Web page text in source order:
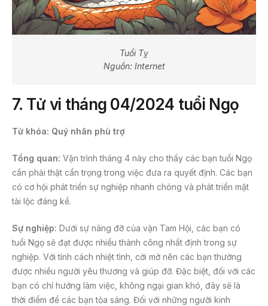
Tuổi Tỵ
Nguồn: Internet
7. Tử vi tháng 04/2024 tuổi Ngọ
Từ khóa: Quý nhân phù trợ
Tổng quan: Vận trình tháng 4 này cho thấy các bạn tuổi Ngọ
cần phải thật cẩn trọng trong việc đưa ra quyết định. Các bạn
có cơ hội phát triển sự nghiệp nhanh chóng và phát triển mặt
tài lộc đáng kể.
Sự nghiệp: Dưới sự nâng đỡ của vận Tam Hội, các bạn có
tuổi Ngọ sẽ đạt được nhiều thành công nhất định trong sự
nghiệp. Với tính cách nhiệt tình, cởi mở nên các bạn thường
được nhiều người yêu thương và giúp đỡ. Đặc biệt, đối với các
bạn có chí hướng làm việc, không ngại gian khó, đây sẽ là
thời điểm để các bạn tỏa sáng. Đối với những người kinh